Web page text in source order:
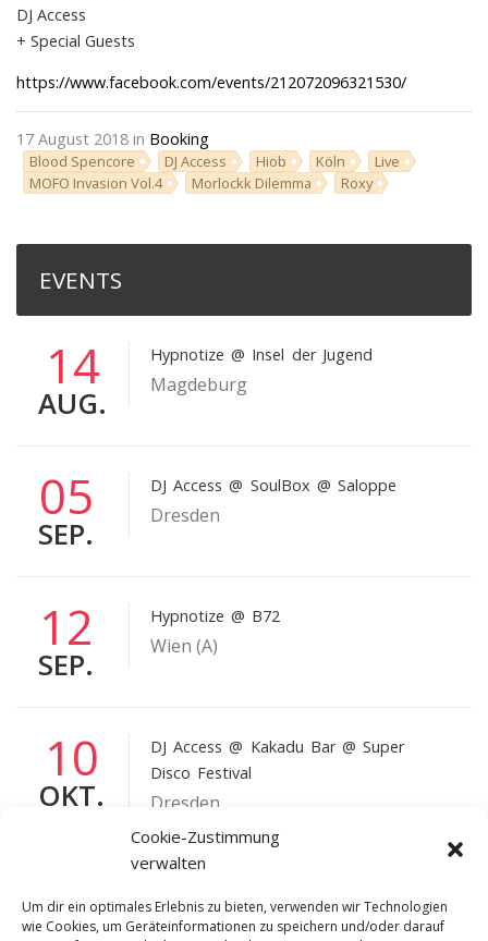
Cookie-Zustimmung
verwalten
Um dir ein optimales Erlebnis zu bieten, verwenden wir Technologien
wie Cookies, um Geräteinformationen zu speichern und/oder darauf
DJ Access
+ Special Guests
https://www.facebook.com/events/212072096321530/
17 August 2018 in Booking
Blood Spencore DJ Access Hiob Köln
Live
MOFO Invasion Vol.4
Morlockk Dilemma Roxy
EVENTS
14
AUG.
Hypnotize @ Insel der Jugend
Magdeburg
05
SEP.
DJ Access @ SoulBox @ Saloppe
Dresden
12
SEP.
Hypnotize @ B72
Wien (A)
10
OKT.
DJ Access @ Kakadu Bar @ Super
Disco Festival
Dresden
24 Köln